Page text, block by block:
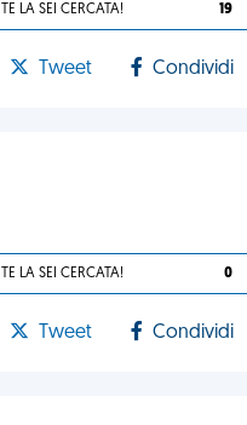
LA SEI CERCATA! 19
Tweet Condividi
LA SEI CERCATA! 0
Tweet Condividi